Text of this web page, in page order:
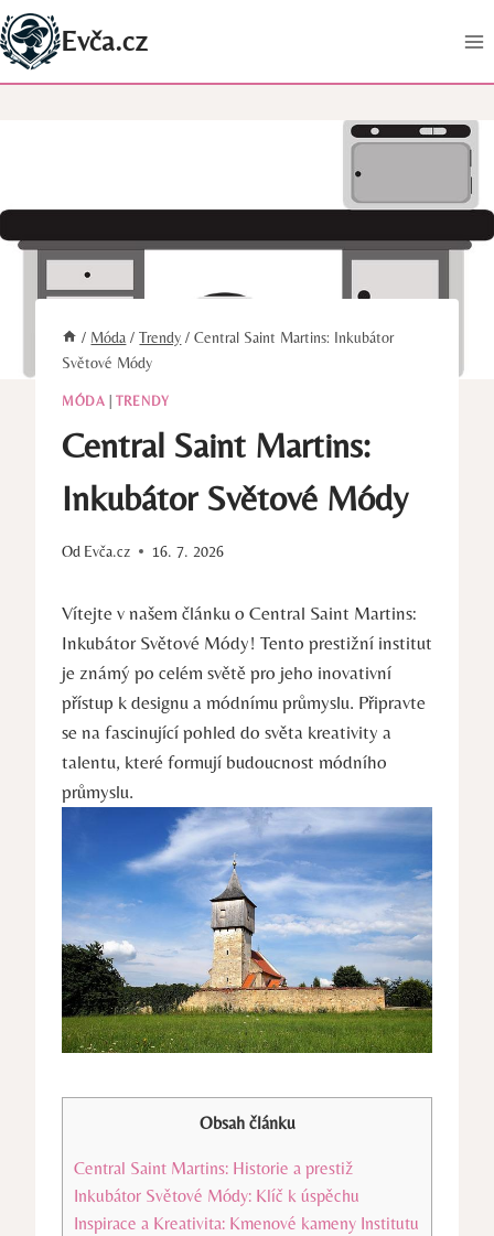
Přeskočit
na
obsah
Evča.cz
/ Móda / Trendy / Central Saint Martins: Inkubátor
Světové Módy
MÓDA |TRENDY
Central Saint Martins:
Inkubátor Světové Módy
Od Evča.cz 16. 7. 2026
Vítejte v našem článku ⁤o Central Saint Martins:
Inkubátor Světové Módy! Tento prestižní institut
je známý po celém světě​ pro jeho inovativní
⁢přístup k designu ⁢a módnímu průmyslu. Připravte
⁢se na fascinující pohled do světa kreativity a‍
talentu, které formují budoucnost módního
průmyslu.
Obsah článku
Central Saint Martins: Historie a prestiž
Inkubátor ⁢Světové Módy: Klíč k úspěchu
Inspirace a Kreativita: Kmenové kameny Institutu